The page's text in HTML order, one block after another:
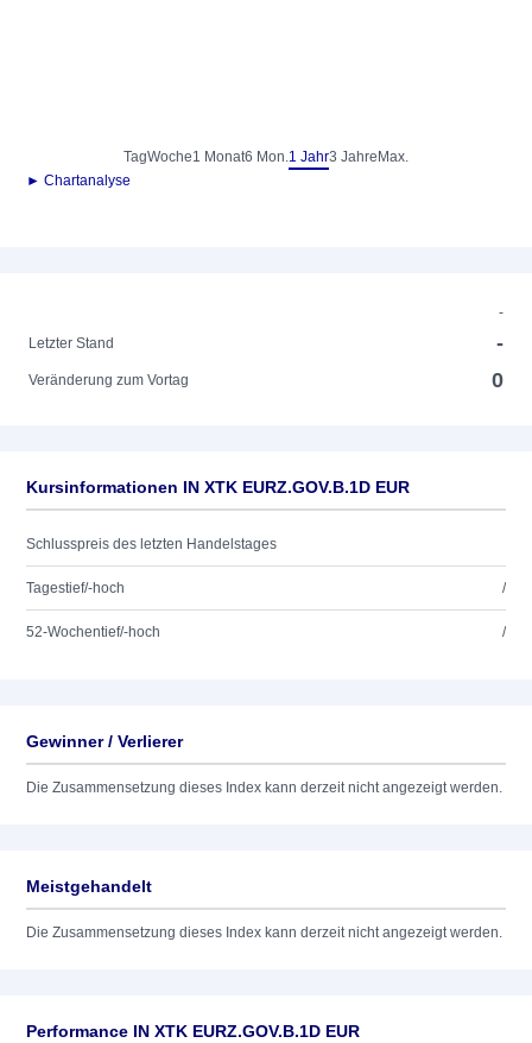
TagWoche1 Monat6 Mon.1 Jahr3 Jahre Max.
► Chartanalyse
-
Letzter Stand
-
Veränderung zum Vortag 0
Kursinformationen IN XTK EURZ.GOV.B.1D EUR
Schlusspreis des letzten Handelstages
Tagestief/-hoch /
52-Wochentief/-hoch /
Gewinner / Verlierer
Die Zusammensetzung dieses Index kann derzeit nicht angezeigt werden.
Meistgehandelt
Die Zusammensetzung dieses Index kann derzeit nicht angezeigt werden.
Performance IN XTK EURZ.GOV.B.1D EUR